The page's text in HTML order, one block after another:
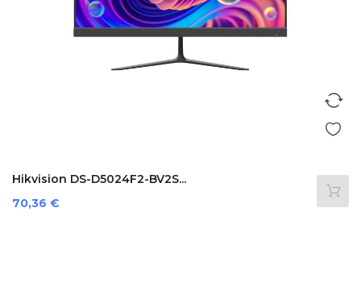
Hikvision DS-D5024F2-BV2S...
Preis
70,36 €